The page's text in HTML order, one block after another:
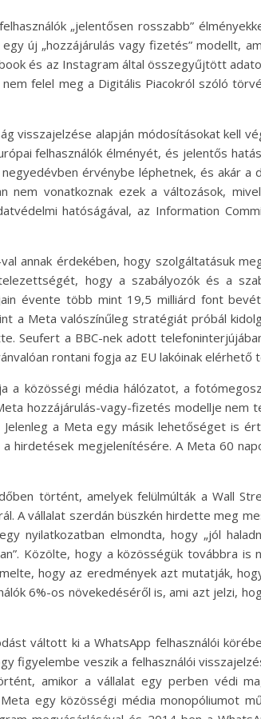
„jelentősen rosszabb”
új „hozzájárulás vagy fizetés” modellt,
és az Instagram által összegyűjtött
felel meg a Digitális Piacokról szóló
visszajelzése alapján módosításokat kell
felhasználók élményét, és jelentős
érvénybe léphetnek, és akár
nem vonatkoznak ezek a változások,
hatóságával, az Information
annak érdekében, hogy szolgáltatásuk
hogy a szabályozók és a
évente több mint 19,5 milliárd font
a Meta valószínűleg stratégiát próbál
Seufert a BBC-nek adott
rontani fogja az EU lakóinak elérhető
a közösségi média hálózatot, a
hozzájárulás-vagy-fizetés modellje nem
Jelenleg a Meta egy másik lehetőséget is
hirdetések megjelenítésére. A Meta 60
történt, amelyek felülmúlták a Wall
A vállalat szerdán büszkén hirdette meg
nyilatkozatban elmondta, hogy „jól
Közölte, hogy a közösségük továbbra is
hogy az eredmények azt mutatják,
6%-os növekedéséről is, ami azt jelzi,
váltott ki a WhatsApp felhasználói
figyelembe veszik a felhasználói
amikor a vállalat egy perben védi
egy közösségi média monopóliumot